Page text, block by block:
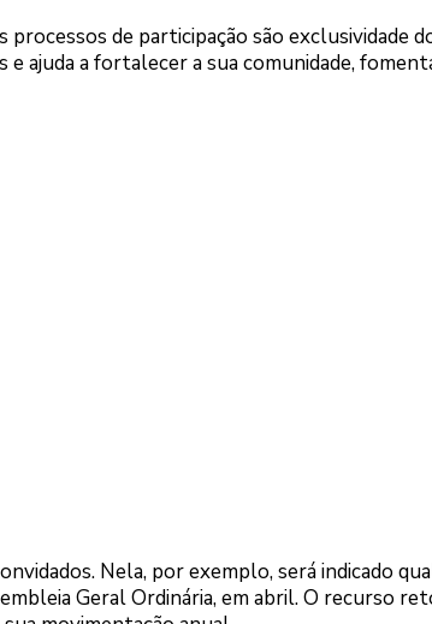
de participação são exclusividade
e ajuda a fortalecer a sua comunidade,
Nela, por exemplo, será indicado
Geral Ordinária, em abril. O recurso